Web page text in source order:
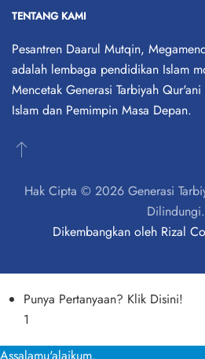
TENTANG KAMI
Pesantren Daarul Mutqin,
adalah lembaga pendidikan Islam
Mencetak Generasi Tarbiyah
Islam dan Pemimpin Masa Depan.
Hak Cipta © 2026 Generasi
Dilindungi.
Dikembangkan oleh Rizal
Punya Pertanyaan? Klik Disini!
1